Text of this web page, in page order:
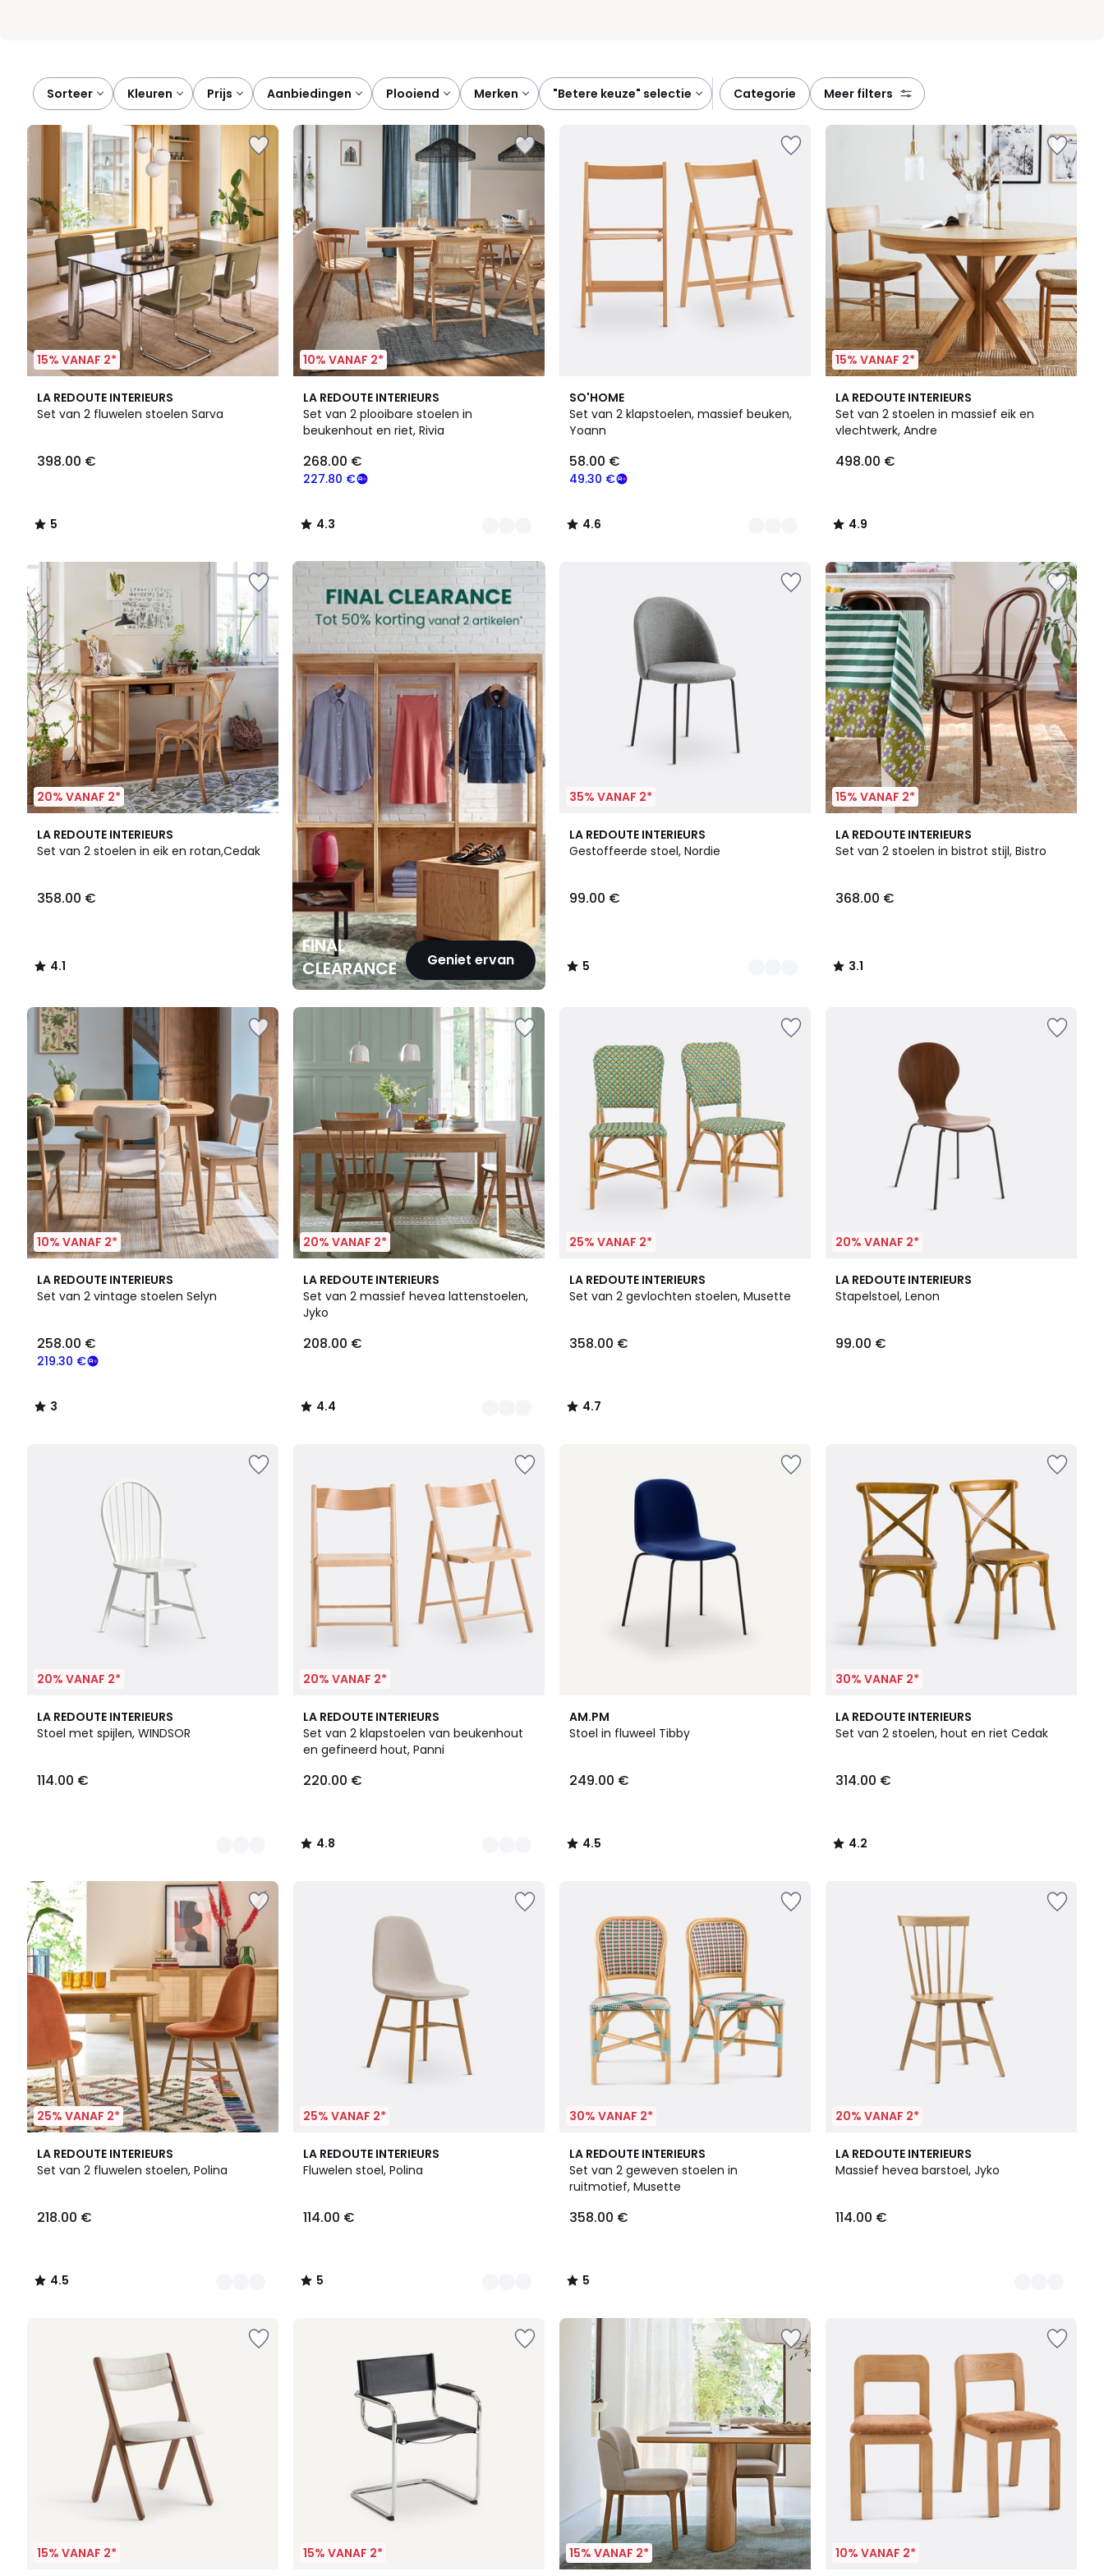
Sorteer kleuren prijs aanbiedingen plooiend merken "betere keuze" selectie categorie meer filters
15% VANAF 2*
LA REDOUTE INTERIEURS
Set van 2 fluwelen stoelen Sarva
€.
398.00 €
5
/
5
/
10% VANAF 2*
LA REDOUTE INTERIEURS
Set van 2 plooibare stoelen in
beukenhout en riet, Rivia
227.80 €
268.00 €
4.3
/ 5
2
Kleuren
4.3
/
SO'HOME
Set van 2 klapstoelen, massief beuken,
Yoann
49.30 €
58.00 €
4.6
/ 5
2
Kleuren
4.6
/
15% VANAF 2*
LA REDOUTE INTERIEURS
Set van 2 stoelen in massief eik en
vlechtwerk, Andre
498.00 €
4.9
/ 5
4.9
/
20% VANAF 2*
LA REDOUTE INTERIEURS
Set van 2 stoelen in eik en rotan,Cedak
358.00 €
4.1
/ 5
4.1
/
FINAL
CLEARANCE
Geniet ervan
FINAL
CLEARANCE
35% VANAF 2*
LA REDOUTE INTERIEURS
Gestoffeerde stoel, Nordie
99.00 €
5
/
2
Kleuren
5
/
15% VANAF 2*
LA REDOUTE INTERIEURS
Set van 2 stoelen in bistrot stijl, Bistro
368.00 €
3.1
/
3.1
/
10% VANAF 2*
LA REDOUTE INTERIEURS
Set van 2 vintage stoelen Selyn
219.30 €
258.00 €
3
/
3
/
20% VANAF 2*
LA REDOUTE INTERIEURS
Set van 2 massief hevea lattenstoelen,
Jyko
208.00 €
4.4
/ 5
3
Kleuren
4.4
/
25% VANAF 2*
LA REDOUTE INTERIEURS
Set van 2 gevlochten stoelen, Musette
358.00 €
4.7
/ 5
4.7
/
20% VANAF 2*
LA REDOUTE INTERIEURS
Stapelstoel, Lenon
99.00 €
20% VANAF 2*
LA REDOUTE INTERIEURS
Stoel met spijlen, WINDSOR
114.00 €
4
Kleuren
20% VANAF 2*
LA REDOUTE INTERIEURS
Set van 2 klapstoelen van beukenhout
en gefineerd hout, Panni
220.00 €
4.8
/ 5
2
Kleuren
4.8
/
AM.PM
Stoel in fluweel Tibby
249.00 €
4.5
/ 5
4.5
/
30% VANAF 2*
LA REDOUTE INTERIEURS
Set van 2 stoelen, hout en riet Cedak
314.00 €
4.2
/ 5
4.2
/
25% VANAF 2*
LA REDOUTE INTERIEURS
Set van 2 fluwelen stoelen, Polina
218.00 €
4.5
/ 5
3
Kleuren
4.5
/
25% VANAF 2*
LA REDOUTE INTERIEURS
Fluwelen stoel, Polina
114.00 €
5
/
3
Kleuren
5
/
30% VANAF 2*
LA REDOUTE INTERIEURS
Set van 2 geweven stoelen in
ruitmotief, Musette
358.00 €
5
/
5
5
/
20% VANAF 2*
LA REDOUTE INTERIEURS
Massief hevea barstoel, Jyko
114.00 €
3
Kleuren
15% VANAF 2* 15% VANAF 2* 15% VANAF 2* 10% VANAF 2*